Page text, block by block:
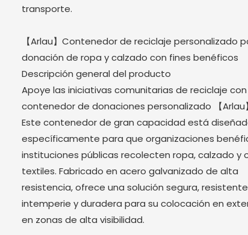
transporte.
【Arlau】Contenedor de reciclaje personalizado
donación de ropa y calzado con fines benéficos
Descripción general del producto
Apoye las iniciativas comunitarias de reciclaje con
contenedor de donaciones personalizado 【Arlau
Este contenedor de gran capacidad está
específicamente para que organizaciones
instituciones públicas recolecten ropa, calzado y
textiles. Fabricado en acero galvanizado de alta
resistencia, ofrece una solución segura,
intemperie y duradera para su colocación en
en zonas de alta visibilidad.